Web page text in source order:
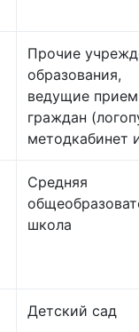
Прочие
образования,
ведущие прием
граждан
методкабинет
Средняя
школа
Детский сад